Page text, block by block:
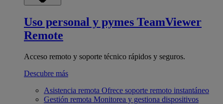
Uso personal y pymes TeamViewer
Remote
Acceso remoto y soporte técnico rápidos y seguros.
Descubre más
Asistencia remota Ofrece soporte remoto instantáneo
Gestión remota Monitorea y gestiona dispositivos